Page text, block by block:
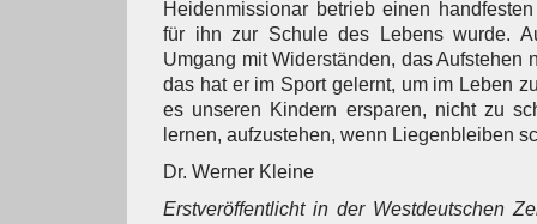
Heidenmissionar betrieb einen
für ihn zur Schule des Lebens wurde.
Umgang mit Widerständen, das Aufstehen
das hat er im Sport gelernt, um im Leben
es unseren Kindern ersparen, nicht zu
lernen, aufzustehen, wenn Liegenbleiben
Dr. Werner Kleine
Erstveröffentlicht in der Westdeutschen